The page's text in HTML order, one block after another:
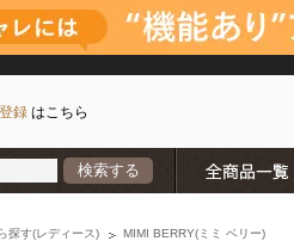
録 はこちら
検索する
探す(レディース) MIMI BERRY(ミミ ベリー)